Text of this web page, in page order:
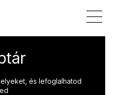
és lefoglalhatod